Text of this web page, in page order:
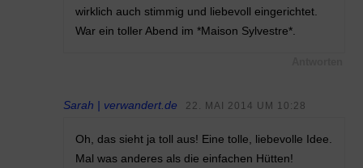
wirklich auch stimmig und liebevoll eingerichtet.
War ein toller Abend im *Maison Sylvestre*.
Sarah | verwandert.de 22. MAI 2014 UM 10:28
Oh, das sieht ja toll aus! Eine tolle, liebevolle Idee.
Mal was anderes als die einfachen Hütten!